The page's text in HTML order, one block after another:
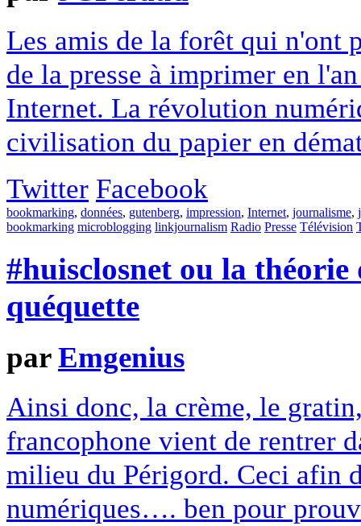
Les amis de la forêt qui n'ont
de la presse à imprimer en
Internet. La révolution
civilisation du papier en
Twitter Facebook
bookmarking, données, gutenberg, impression, Internet, journalisme,
bookmarking microblogging linkjournalism Radio Presse Télévision
#huisclosnet ou la
quéquette
parEmgenius
Ainsi donc, la crème, le
francophone vient de rentrer
milieu du Périgord. Ceci afin
numériques…. ben pour